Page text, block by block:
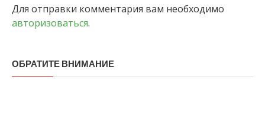
Для отправки комментария вам необходимо
авторизоваться.
ОБРАТИТЕ ВНИМАНИЕ